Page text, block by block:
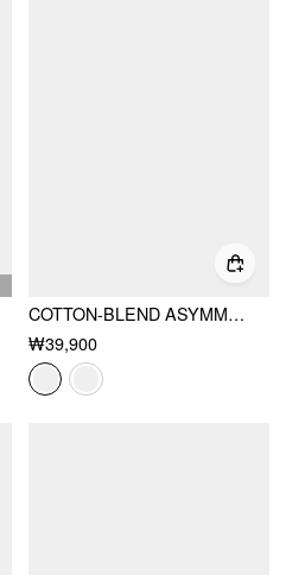
COTTON-BLEND ASYMMETRICAL BUTTON TOP
₩39,900